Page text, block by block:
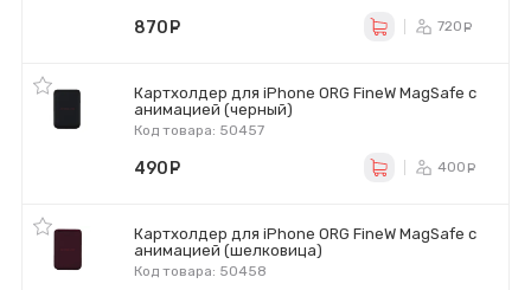
870 720
Картхолдер для iPhone ORG FineW MagSafe с
анимацией (черный)
Код товара: 50457
490 400
Картхолдер для iPhone ORG FineW MagSafe с
анимацией (шелковица)
Код товара: 50458